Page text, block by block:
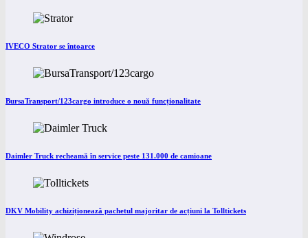
IVECO Strator se întoarce
BursaTransport/123cargo introduce o nouă funcționalitate
Daimler Truck recheamă în service peste 131.000 de camioane
DKV Mobility achiziționează pachetul majoritar de acțiuni la Tolltickets